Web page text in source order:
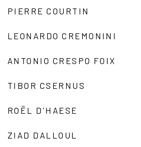
PIERRE COURTIN
LEONARDO CREMONINI
ANTONIO CRESPO FOIX
TIBOR CSERNUS
ROËL D'HAESE
ZIAD DALLOUL